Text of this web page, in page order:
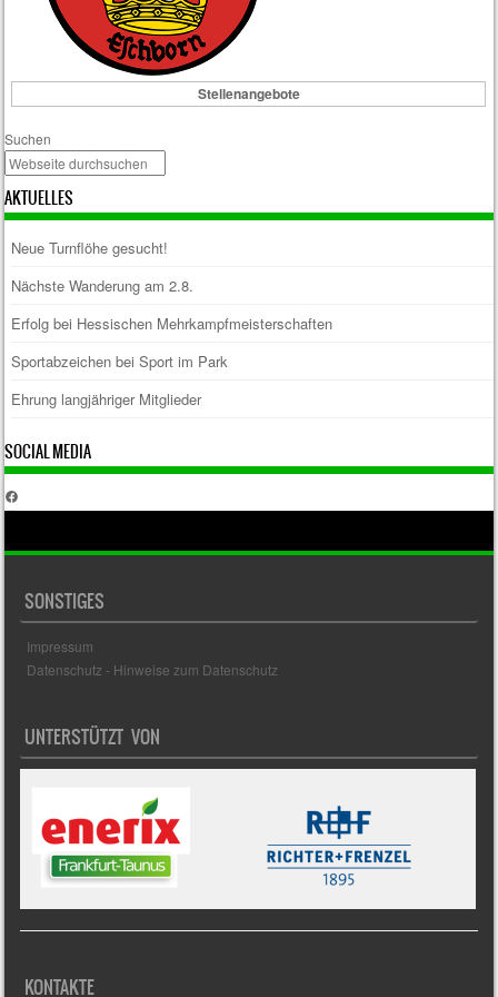
Stellenangebote
Suchen
AKTUELLES
Neue Turnflöhe gesucht!
Nächste Wanderung am 2.8.
Erfolg bei Hessischen Mehrkampfmeisterschaften
Sportabzeichen bei Sport im Park
Ehrung langjähriger Mitglieder
SOCIAL MEDIA
Facebook
SONSTIGES
Impressum
Datenschutz - Hinweise zum Datenschutz
UNTERSTÜTZT VON
KONTAKTE